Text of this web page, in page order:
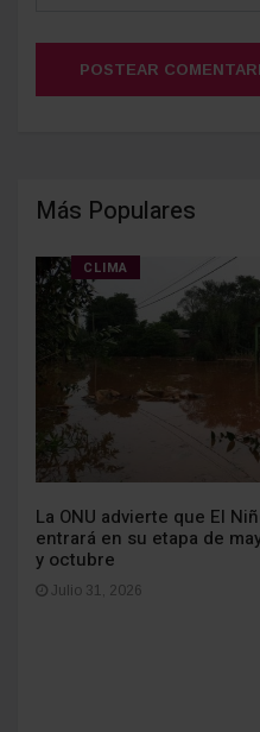
POSTEAR
Más Populares
CLIMA
La ONU advierte que El
entrará en su etapa de
y octubre
Julio 31, 2026